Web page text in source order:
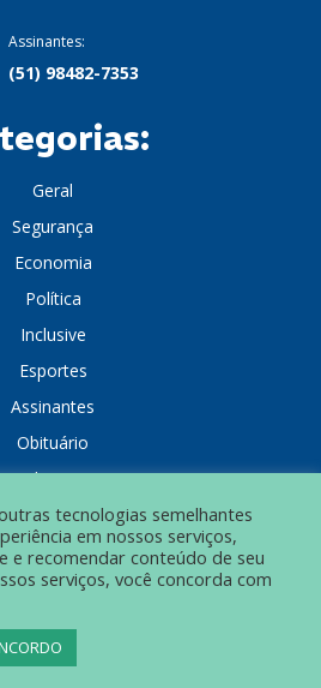
Assinantes:
(51) 98482-7353
Geral
Segurança
Economia
Política
Inclusive
Esportes
Assinantes
Obituário
Colunistas
– Todos os direitos reservados.
DE PRIVACIDADE
tecnologias semelhantes
em nossos serviços,
e recomendar conteúdo de seu
serviços, você concorda com